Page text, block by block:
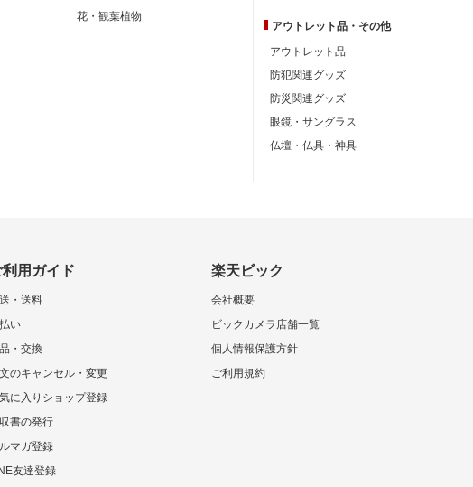
花・観葉植物
アウトレット品・ その他
アウトレット品
防犯関連グッズ
防災関連グッズ
眼鏡・サングラス
仏壇・仏具・神具
利用ガイド
・送料
い
・交換
のキャンセル・変更
に入りショップ登録
書の発行
マガ登録
友達登録
楽天ビック
会社概要
ビックカメラ店舗一覧
個人情報保護方針
ご利用規約